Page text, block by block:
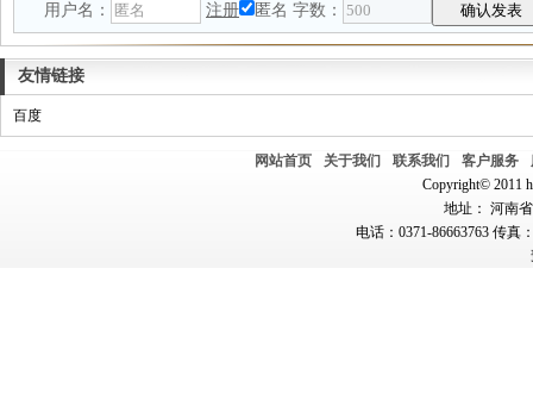
用户名： 注册 匿名 字数：
友情链接
百度
网站首页 关于我们 联系我们 客户服务
Copyright© 2011
地址： 河南
电话：0371-86663763 传真